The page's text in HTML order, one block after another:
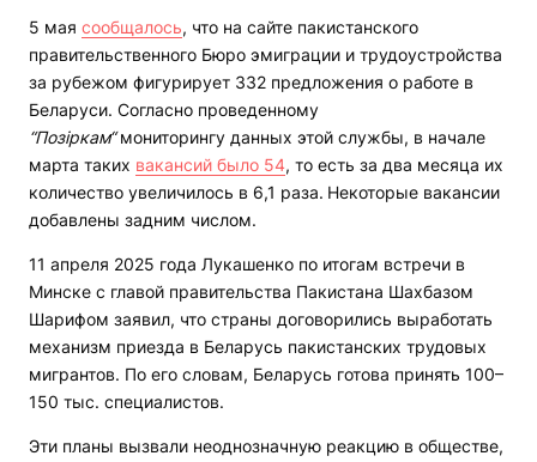
5 мая сообщалось, что на сайте пакистанского
правительственного Бюро эмиграции и трудоустройства
за рубежом фигурирует 332 предложения о работе в
Беларуси. Согласно проведенному
“Позіркам“мониторингу данных этой службы, в начале
марта таких вакансий было 54, то есть за два месяца их
количество увеличилось в 6,1 раза. Некоторые вакансии
добавлены задним числом.
11 апреля 2025 года Лукашенко по итогам встречи в
Минске с главой правительства Пакистана Шахбазом
Шарифом заявил, что страны договорились выработать
механизм приезда в Беларусь пакистанских трудовых
мигрантов. По его словам, Беларусь готова принять 100–
150 тыс. специалистов.
Эти планы вызвали неоднозначную реакцию в обществе,